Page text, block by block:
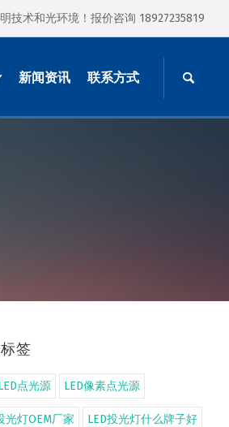
技术和光环境！报价咨询 18927235819
新闻资讯 联系方式
签
点光源 LED像素点光源
光灯OEM厂家 LED投光灯什么牌子好